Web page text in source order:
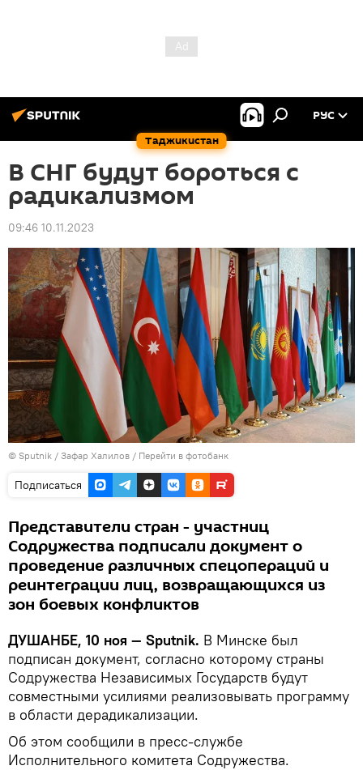
Таджикистан
РУС
В СНГ будут бороться с
радикализмом
09:46 10.11.2023
© Sputnik / Зафар Халилов / Перейти в фотобанк
Подписаться
Представители стран - участниц
Содружества подписали документ о
проведение различных спецопераций и
реинтеграции лиц, возвращающихся из
зон боевых конфликтов
ДУШАНБЕ, 10 ноя — Sputnik. В Минске был
подписан документ, согласно которому страны
Содружества Независимых Государств будут
совместными усилиями реализовывать программу
в области дерадикализации.
Об этом сообщили в пресс-службе
Исполнительного комитета Содружества.